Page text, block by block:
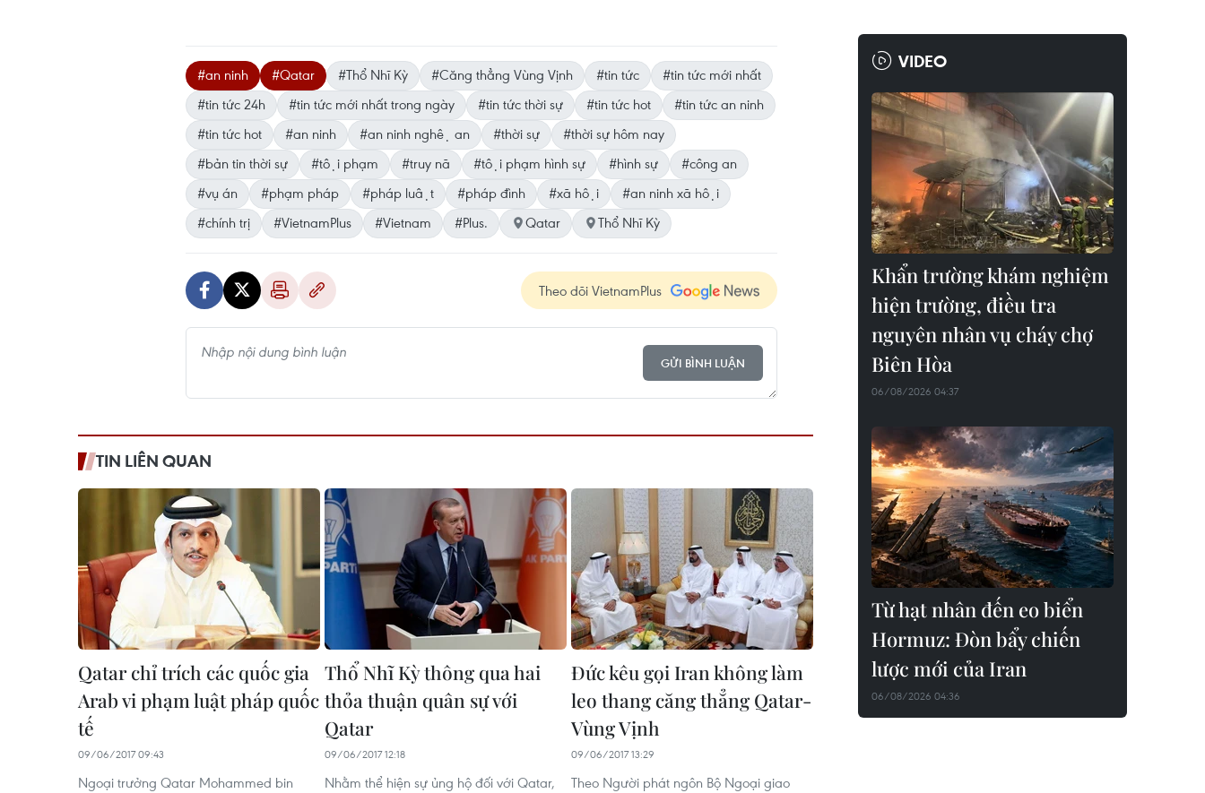
#an ninh #Qatar #Thổ Nhĩ Kỳ #Căng thẳng Vùng Vịnh #tin tức
#tin tức mới nhất
#tin tức 24h
#tin tức mới nhất trong ngày #tin tức thời sự #tin tức hot
#tin tức an ninh
#tin tức hot
#an ninh #an ninh nghệ an #thời sự
#thời sự hôm nay
#bản tin thời sự
#tội phạm #truy nã #tội phạm hình sự #hình sự
#công an
#vụ án
#phạm pháp #pháp luật #pháp đình #xã hội
#an ninh xã hội
#chính trị
#VietnamPlus #Vietnam #Plus. Qatar Thổ Nhĩ Kỳ
Theo dõi VietnamPlus
GỬI BÌNH LUẬN
TIN LIÊN QUAN
Qatar chỉ trích các quốc gia
Arab vi phạm luật pháp quốc
tế
09/06/2017 09:43
Ngoại trưởng Qatar Mohammed bin
Thổ Nhĩ Kỳ thông qua hai
thỏa thuận quân sự với
Qatar
09/06/2017 12:18
Nhằm thể hiện sự ủng hộ đối với Qatar,
Đức kêu gọi Iran không làm
leo thang căng thẳng Qatar-
Vùng Vịnh
09/06/2017 13:29
Theo Người phát ngôn Bộ Ngoại giao
VIDEO
Khẩn trường khám nghiệm
hiện trường, điều tra
nguyên nhân vụ cháy chợ
Biên Hòa
06/08/2026 04:37
Từ hạt nhân đến eo biển
Hormuz: Đòn bẩy chiến
lược mới của Iran
06/08/2026 04:36